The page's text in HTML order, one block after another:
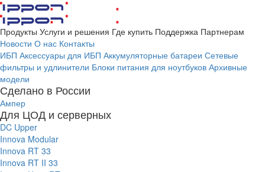
Продукты Услуги и решения Где купить Поддержка Партнерам
Новости О нас Контакты
ИБП Аксессуары для ИБП Аккумуляторные батареи Сетевые
фильтры и удлинители Блоки питания для ноутбуков Архивные
модели
Сделано в России
Ампер
Для ЦОД и серверных
DC Upper
Innova Modular
Innova RT 33
Innova RT II 33